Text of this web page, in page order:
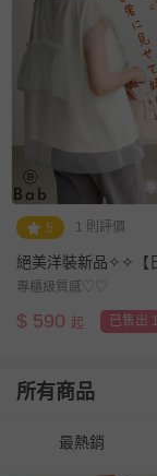
5 1 則評價
絕美洋裝新品✧✧【
搭
專櫃級質感♡♡
$ 590 起 已售出
所有商品
最熱銷